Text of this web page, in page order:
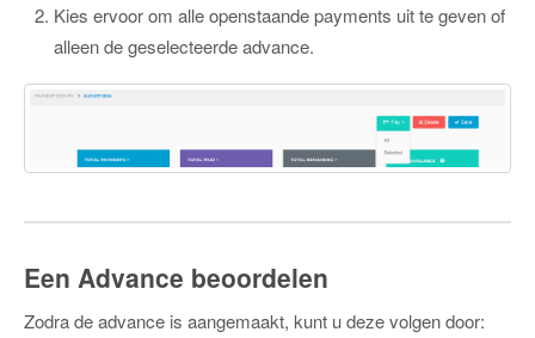
Kies ervoor om alle openstaande payments uit te geven of
alleen de geselecteerde advance.
Een Advance beoordelen
Zodra de advance is aangemaakt, kunt u deze volgen door: